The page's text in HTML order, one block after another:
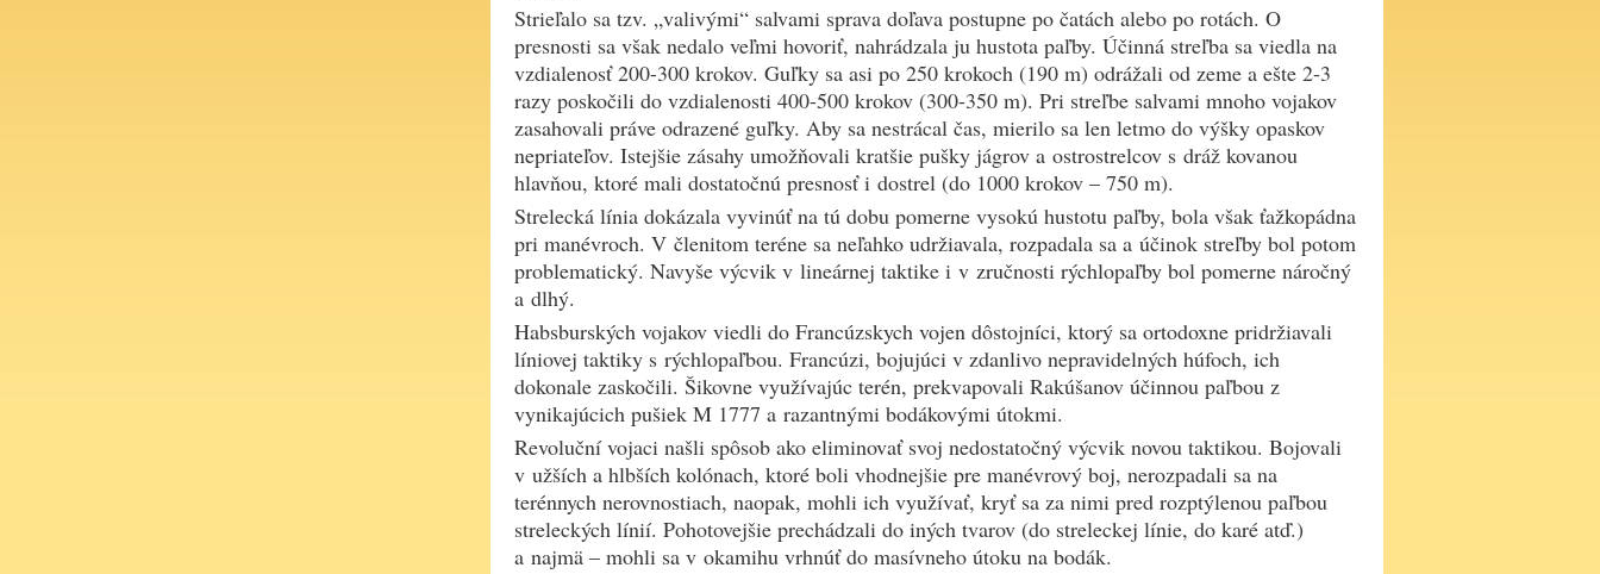
Strieľalo sa tzv. „valivými“ salvami sprava doľava postupne po čatách alebo po rotách. O
presnosti sa však nedalo veľmi hovoriť, nahrádzala ju hustota paľby. Účinná streľba sa viedla na
vzdialenosť 200-300 krokov. Guľky sa asi po 250 krokoch (190 m) odrážali od zeme a ešte 2-3
razy poskočili do vzdialenosti 400-500 krokov (300-350 m). Pri streľbe salvami mnoho vojakov
zasahovali práve odrazené guľky. Aby sa nestrácal čas, mierilo sa len letmo do výšky opaskov
nepriateľov. Istejšie zásahy umožňovali kratšie pušky jágrov a ostrostrelcov s dráž kovanou
hlavňou, ktoré mali dostatočnú presnosť i dostrel (do 1000 krokov – 750 m).
Strelecká línia dokázala vyvinúť na tú dobu pomerne vysokú hustotu paľby, bola však ťažkopádna
pri manévroch. V členitom teréne sa neľahko udržiavala, rozpadala sa a účinok streľby bol potom
problematický. Navyše výcvik v lineárnej taktike i v zručnosti rýchlopaľby bol pomerne náročný
a dlhý.
Habsburských vojakov viedli do Francúzskych vojen dôstojníci, ktorý sa ortodoxne pridržiavali
líniovej taktiky s rýchlopaľbou. Francúzi, bojujúci v zdanlivo nepravidelných húfoch, ich
dokonale zaskočili. Šikovne využívajúc terén, prekvapovali Rakúšanov účinnou paľbou z
vynikajúcich pušiek M 1777 a razantnými bodákovými útokmi.
Revoluční vojaci našli spôsob ako eliminovať svoj nedostatočný výcvik novou taktikou. Bojovali
v užších a hlbších kolónach, ktoré boli vhodnejšie pre manévrový boj, nerozpadali sa na
terénnych nerovnostiach, naopak, mohli ich využívať, kryť sa za nimi pred rozptýlenou paľbou
streleckých línií. Pohotovejšie prechádzali do iných tvarov (do streleckej línie, do karé atď.)
a najmä – mohli sa v okamihu vrhnúť do masívneho útoku na bodák.